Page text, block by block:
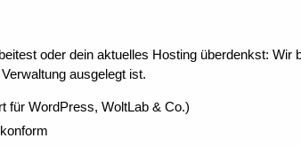
oder dein aktuelles Hosting überdenkst:
ausgelegt ist.
für WordPress, WoltLab & Co.)